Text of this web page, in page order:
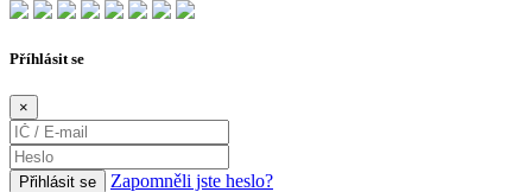
Příhlásit se
×
Přihlásit se
Zapomněli jste heslo?